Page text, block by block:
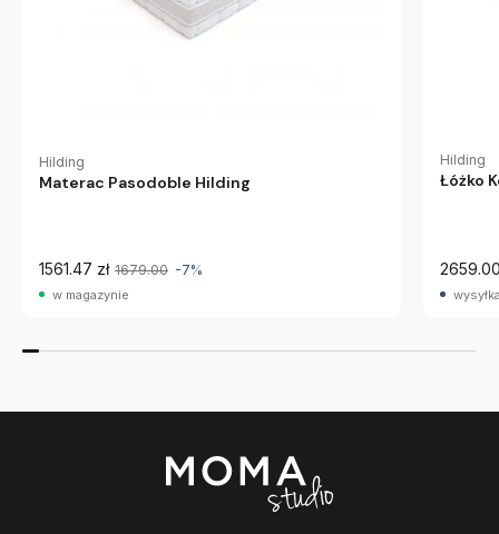
Hilding
Materac Pasodoble Hilding
1561.47 zł 1679.00 -7%
w magazynie
Hilding
Łóżko